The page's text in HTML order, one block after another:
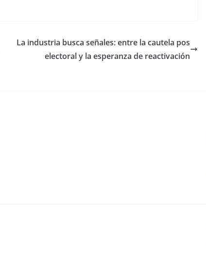
La industria busca señales: entre la cautela pos
electoral y la esperanza de reactivación